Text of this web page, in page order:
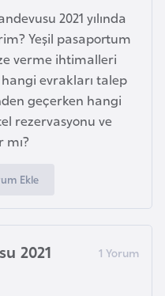
2021 yılında
Yeşil pasaportum
verme ihtimalleri
evrakları talep
geçerken hangi
rezervasyonu ve
Ekle
2021